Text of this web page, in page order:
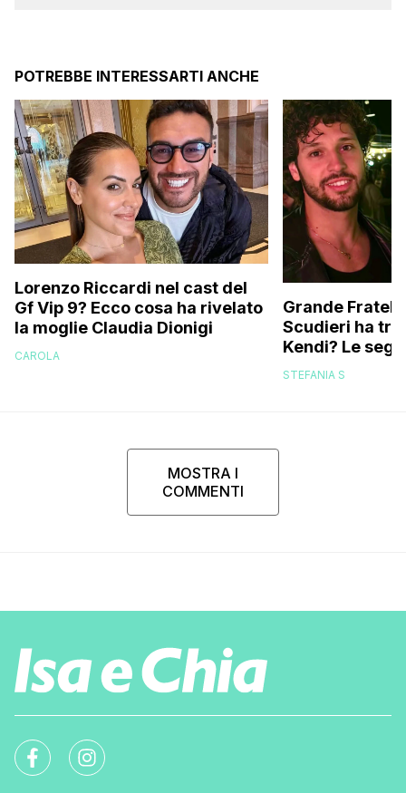
POTREBBE INTERESSARTI ANCHE
Lorenzo Riccardi nel cast del
Gf Vip 9? Ecco cosa ha rivelato
la moglie Claudia Dionigi
CAROLA
Grande
Scudieri ha
Kendi? Le
replica dell’ex
STEFANIA S
MOSTRA I
COMMENTI